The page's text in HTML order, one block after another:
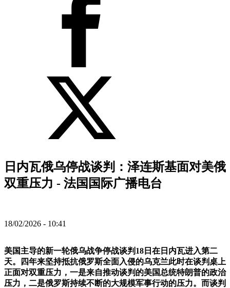
日内瓦俄乌停战谈判：泽连斯基面对美俄
双重压力 - 法国国际广播电台
18/02/2026 - 10:41
美国主导的新一轮俄乌战争停战谈判18日在日内瓦进入第二
天。四年来坚持抵抗俄罗斯全面入侵的乌克兰此时在谈判桌上
正面对双重压力，一是来自推动谈判的美国总统特朗普的政治
压力，二是俄罗斯持续不断的大规模军事行动的压力。而谈判